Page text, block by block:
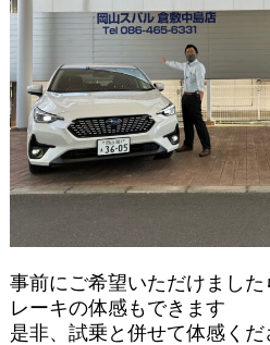
事前にご希望いただけまし
レーキの体感もできます
是非、試乗と併せて体感くだ